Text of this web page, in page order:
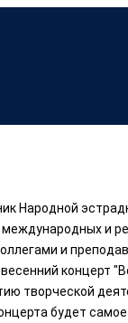
Народной
и
и
концерт
творческой
будет